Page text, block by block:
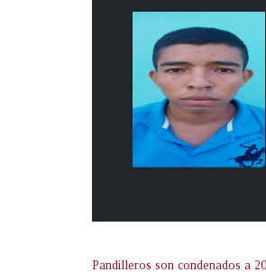
Pandilleros son condenados a